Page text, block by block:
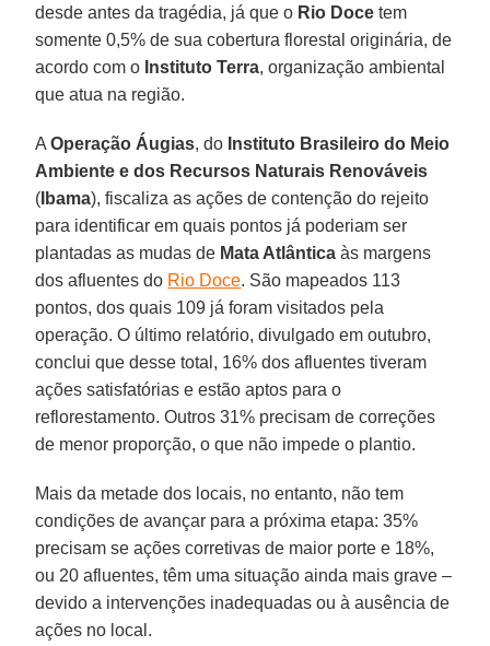
desde antes da tragédia, já que o Rio Doce tem
somente 0,5% de sua cobertura florestal originária, de
acordo com o Instituto Terra, organização ambiental
que atua na região.
AOperação Áugias, do Instituto Brasileiro do Meio
Ambiente e dos Recursos Naturais Renováveis
( Ibama), fiscaliza as ações de contenção do rejeito
para identificar em quais pontos já poderiam ser
plantadas as mudas de Mata Atlântica às margens
dos afluentes do Rio Doce. São mapeados 113
pontos, dos quais 109 já foram visitados pela
operação. O último relatório, divulgado em outubro,
conclui que desse total, 16% dos afluentes tiveram
ações satisfatórias e estão aptos para o
reflorestamento. Outros 31% precisam de correções
de menor proporção, o que não impede o plantio.
Mais da metade dos locais, no entanto, não tem
condições de avançar para a próxima etapa: 35%
precisam se ações corretivas de maior porte e 18%,
ou 20 afluentes, têm uma situação ainda mais grave –
devido a intervenções inadequadas ou à ausência de
ações no local.